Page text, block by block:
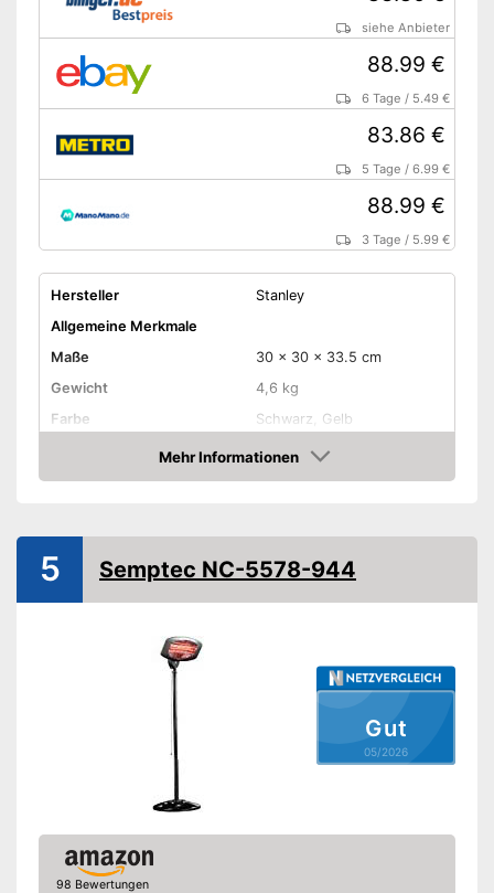
siehe Anbieter
88.99 €
6 Tage / 5.49 €
83.86 €
5 Tage /6.99 €
88.99 €
3 Tage / 5.99 €
Hersteller
Stanley
Allgemeine Merkmale
Maße
30 x 30 x 33.5 cm
Gewicht
4,6 kg
Farbe
Schwarz, Gelb
Material Gehäuse
Stahl
Produkteigenschaften
Fernbedienung
Steuerung per App
Steuerung per Taster
Anzahl Heizstufen
Display
Mehr Informationen
Amazon
Gut
05/2026
5 Semptec NC-5578-944
98 Bewertungen